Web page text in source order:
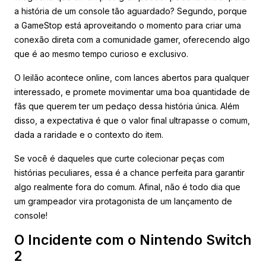
a história de um console tão aguardado? Segundo, porque
a GameStop está aproveitando o momento para criar uma
conexão direta com a comunidade gamer, oferecendo algo
que é ao mesmo tempo curioso e exclusivo.
O leilão acontece online, com lances abertos para qualquer
interessado, e promete movimentar uma boa quantidade de
fãs que querem ter um pedaço dessa história única. Além
disso, a expectativa é que o valor final ultrapasse o comum,
dada a raridade e o contexto do item.
Se você é daqueles que curte colecionar peças com
histórias peculiares, essa é a chance perfeita para garantir
algo realmente fora do comum. Afinal, não é todo dia que
um grampeador vira protagonista de um lançamento de
console!
O Incidente com o Nintendo Switch
2